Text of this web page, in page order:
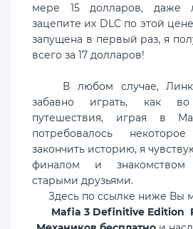
мере 15 долларов, даже
зацепите их DLC по этой
запущена в первый раз, я
всего за 17 долларов!
В любом случае,
забавно играть, как
путешествия, играя в
потребовалось
закончить историю, я
финалом и
старыми друзьями.
Здесь по ссылке ниже Вы
Mafia 3 Definitive Edition